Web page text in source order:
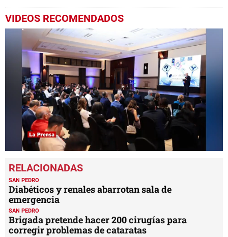
VIDEOS RECOMENDADOS
seconds
of
8
minutes,
4
seconds
SAN PEDRO
Diabéticos y renales abarrotan sala de
emergencia
SAN PEDRO
Brigada pretende hacer 200 cirugías para
corregir problemas de cataratas